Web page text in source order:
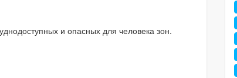
и опасных для человека зон.